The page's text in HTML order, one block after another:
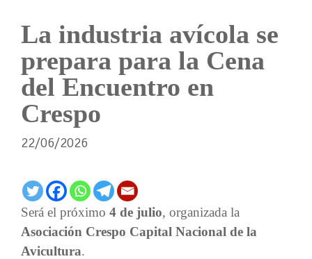
La industria avícola se
prepara para la Cena
del Encuentro en
Crespo
22/06/2026
Será el próximo 4 de julio, organizada la
Asociación Crespo Capital Nacional de la
Avicultura.